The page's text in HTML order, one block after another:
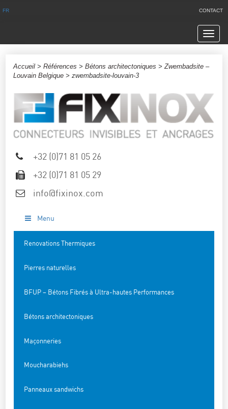
FR CONTACT
Accueil >Références >Bétons architectoniques >Zwembadsite –
Louvain Belgique > zwembadsite-louvain-3
+32 (0)71 81 05 26
+32 (0)71 81 05 29
info@fixinox.com
Menu
Renovations Thermiques
Pierres naturelles
BFUP – Bétons Fibrés à Ultra-hautes Performances
Bétons architectoniques
Maçonneries
Moucharabiehs
Panneaux sandwichs